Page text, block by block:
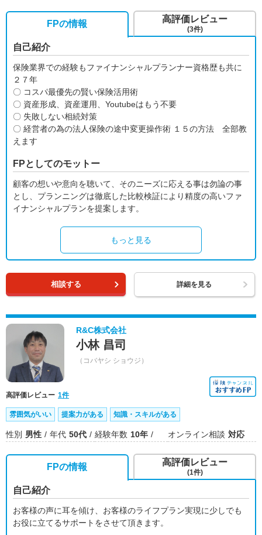
FPの情報
自己紹介
保険業界での経験もファイナンシャルプランナー資格歴も共に
２７年
〇 コスパ最優先の賢い保険活用術
〇 資産形成、資産運用、Youtubeはもう不要
〇 失敗しない相続対策
〇 経営者の為の法人保険の途中変更操作術 １５の方法 全部教
えます
FPとしてのモットー
顧客の想いや意向を聴いて、そのニーズに応える事は勿論の事
とし、プランニングは徹底した比較検証により精度の高いファ
イナンシャルプランを提案します。
もっと見る
高評価レビュー
(3件)
相談する 詳細を見る
R&C株式会社
小林 昌司
（コバヤシ ショウジ）
高評価レビュー 1件
雰囲気がいい 提案力がある 知識・スキルがある
性別 男性 年代 50代 経験年数 10年 オンライン相談 対応
FPの情報
自己紹介
お客様の声に耳を傾け、お客様のライフプラン実現に少しでも
お役に立てるサポートをさせて頂きます。
高評価レビュー
(1件)